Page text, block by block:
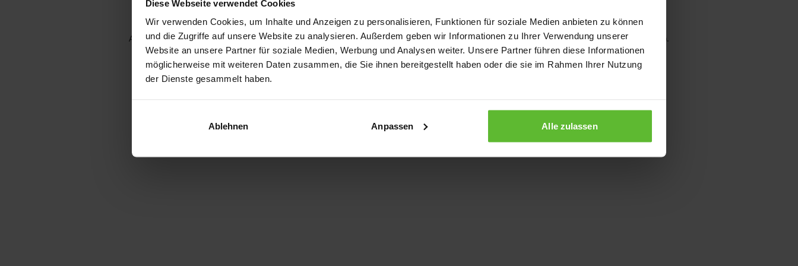
Diese Webseite verwendet Cookies
Wir verwenden Cookies, um Inhalte und Anzeigen zu personalisieren, Funktionen für soziale Medien anbieten zu können
und die Zugriffe auf unsere Website zu analysieren. Außerdem geben wir Informationen zu Ihrer Verwendung unserer
Website an unsere Partner für soziale Medien, Werbung und Analysen weiter. Unsere Partner führen diese Informationen
möglicherweise mit weiteren Daten zusammen, die Sie ihnen bereitgestellt haben oder die sie im Rahmen Ihrer Nutzung
der Dienste gesammelt haben.
Ablehnen Anpassen Alle zulassen
Application error: a client-side exception has occurred while loading www.kurzwego.de (see the browser console for more information).